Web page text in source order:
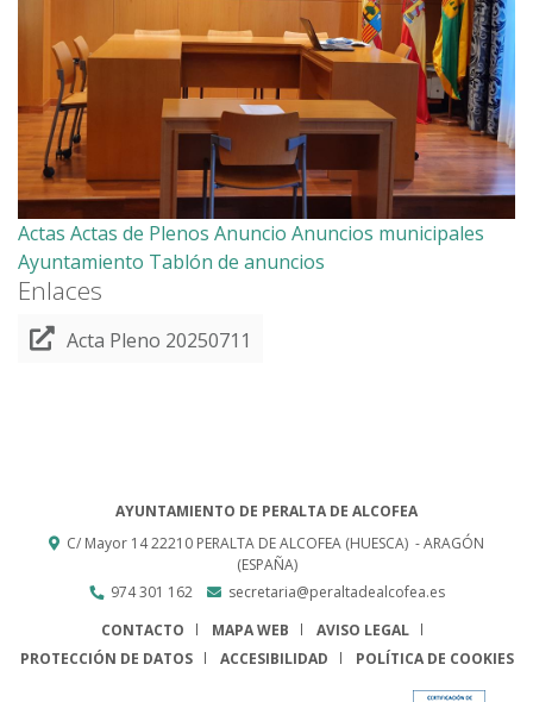
Actas Actas de Plenos Anuncio Anuncios municipales
Ayuntamiento Tablón de anuncios
Enlaces
Acta Pleno 20250711
AYUNTAMIENTO DE PERALTA DE ALCOFEA
C/ Mayor 1422210 PERALTA DE ALCOFEA (HUESCA) - ARAGÓN
(ESPAÑA)
974 301 162
secretaria@peraltadealcofea.es
CONTACTO
MAPA WEB
AVISO LEGAL
PROTECCIÓN DE DATOS
ACCESIBILIDAD POLÍTICA DE COOKIES